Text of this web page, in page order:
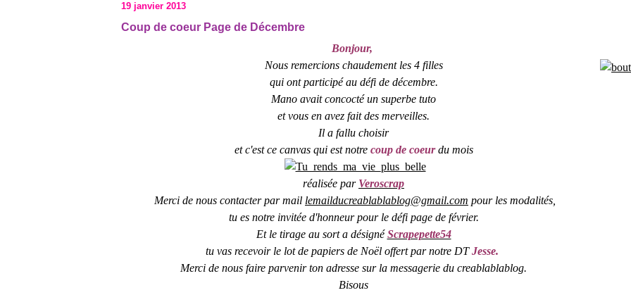
19 janvier 2013
Coup de coeur Page de Décembre
Bonjour,
Nous remercions chaudement les 4 filles
qui ont participé au défi de décembre.
Mano avait concocté un superbe tuto
et vous en avez fait des merveilles.
Il a fallu choisir
et c'est ce canvas qui est notrecoup de coeur du mois
réalisée par Veroscrap
Merci de nous contacter par mail lemailducreablablablog@gmail.com pour les modalités,
tu es notre invitée d'honneur pour le défi page de février.
Et le tirage au sort a désignéScrapepette54
tu vas recevoir le lot de papiers de Noël offert par notre DTJesse.
Merci de nous faire parvenir ton adresse sur la messagerie du creablablablog.
Bisous